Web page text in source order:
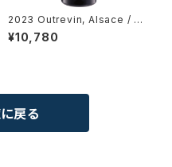
2023 Outrevin, Alsace / D
m. Albert Mann
¥10,780
戻る